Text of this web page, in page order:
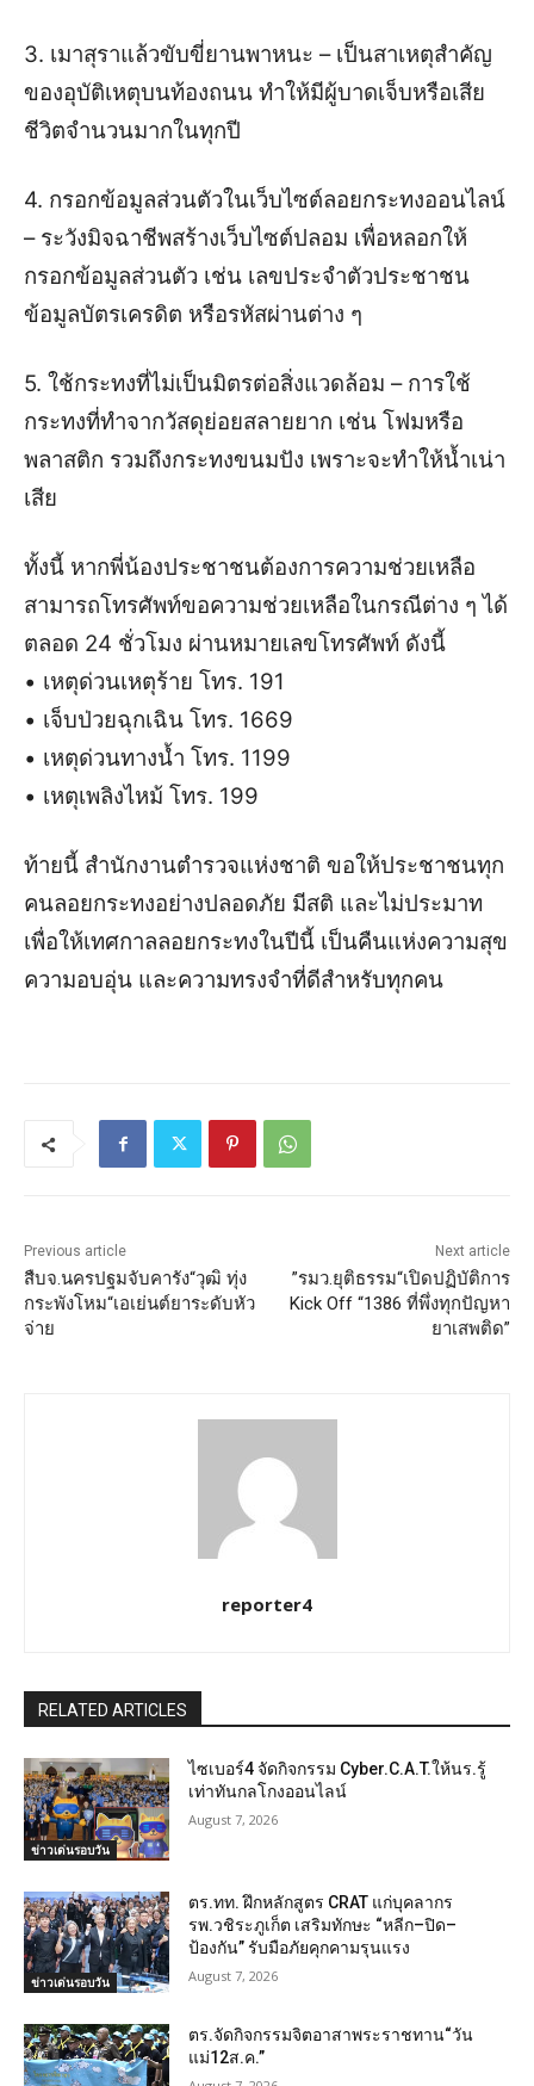
3. เมาสุราแล้วขับขี่ยานพาหนะ – เป็นสาเหตุสำคัญ
ของอุบัติเหตุบนท้องถนน ทำให้มีผู้บาดเจ็บหรือเสีย
ชีวิตจำนวนมากในทุกปี
4. กรอกข้อมูลส่วนตัวในเว็บไซต์ลอยกระทงออนไลน์
– ระวังมิจฉาชีพสร้างเว็บไซต์ปลอม เพื่อหลอกให้
กรอกข้อมูลส่วนตัว เช่น เลขประจำตัวประชาชน
ข้อมูลบัตรเครดิต หรือรหัสผ่านต่าง ๆ
5. ใช้กระทงที่ไม่เป็นมิตรต่อสิ่งแวดล้อม – การใช้
กระทงที่ทำจากวัสดุย่อยสลายยาก เช่น โฟมหรือ
พลาสติก รวมถึงกระทงขนมปัง เพราะจะทำให้น้ำเน่า
เสีย
ทั้งนี้ หากพี่น้องประชาชนต้องการความช่วยเหลือ
สามารถโทรศัพท์ขอความช่วยเหลือในกรณีต่าง ๆ ได้
ตลอด 24 ชั่วโมง ผ่านหมายเลขโทรศัพท์ ดังนี้
• เหตุด่วนเหตุร้าย โทร. 191
• เจ็บป่วยฉุกเฉิน โทร. 1669
• เหตุด่วนทางน้ำ โทร. 1199
• เหตุเพลิงไหม้ โทร. 199
ท้ายนี้ สำนักงานตำรวจแห่งชาติ ขอให้ประชาชนทุก
คนลอยกระทงอย่างปลอดภัย มีสติ และไม่ประมาท
เพื่อให้เทศกาลลอยกระทงในปีนี้ เป็นคืนแห่งความสุข
ความอบอุ่น และความทรงจำที่ดีสำหรับทุกคน
Previous article
สืบจ.นครปฐมจับคารัง“วุฒิ ทุ่ง
กระพังโหม“เอเย่นต์ยาระดับหัว
จ่าย
Next article
”รมว.ยุติธรรม“เปิดปฏิบัติการ
Kick Off “1386 ที่พึ่งทุกปัญหา
ยาเสพติด”
reporter4
RELATED ARTICLES
ข่าวเด่นรอบวัน
ไซเบอร์4 จัดกิจกรรม Cyber.C.A.T.ให้นร.รู้
เท่าทันกลโกงออนไลน์
August 7, 2026
ข่าวเด่นรอบวัน
ตร.ทท. ฝึกหลักสูตร CRAT แก่บุคลากร
รพ.วชิระภูเก็ต เสริมทักษะ “หลีก–ปิด–
ป้องกัน” รับมือภัยคุกคามรุนแรง
August 7, 2026
ตร.จัดกิจกรรมจิตอาสาพระราชทาน“วัน
แม่12ส.ค.”